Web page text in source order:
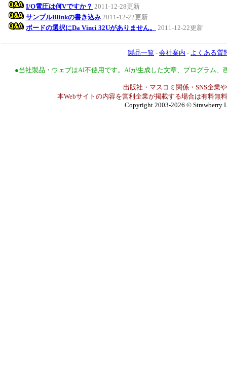
I/O電圧は何Vですか？ 2011-12-28更新
サンプルBlinkの書き込み 2011-12-22更新
ボードの選択にDa Vinci 32Uがありません。
2011-12-22更新
製品一覧 - 会社案内 - よくある質
●当社製品・ウェブはAI不使用です。AIが生成した文章、プログラム
出版社・マスコミ関係・SNS企業
本Webサイトの内容を営利企業が掲載する場合は有料無
Copyright 2003-2026 © Strawberry